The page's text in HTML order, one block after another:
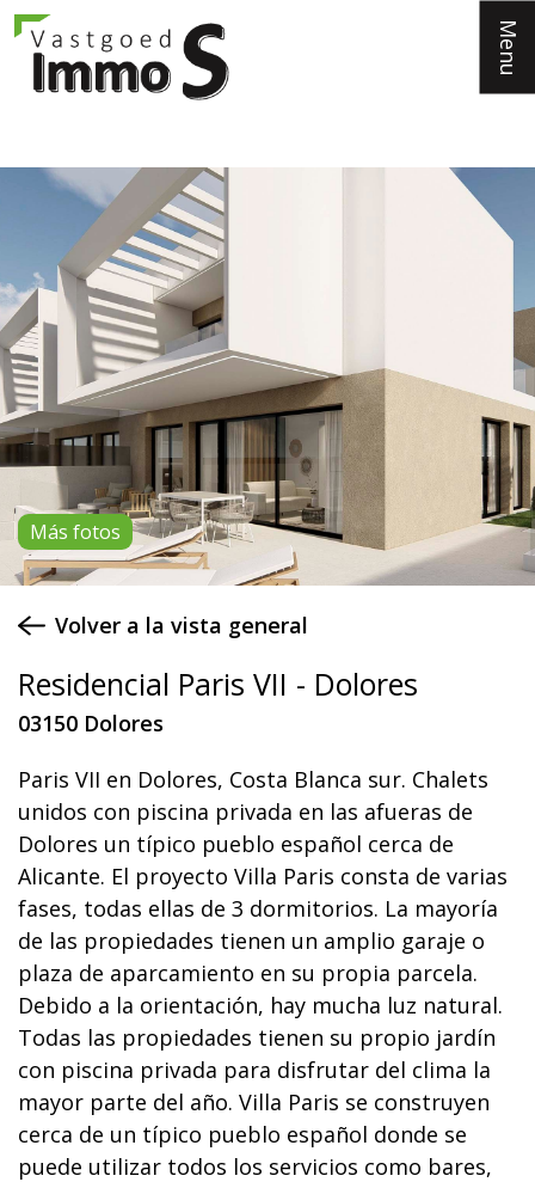
Menu
Más fotos
Volver a la vista general
Residencial Paris VII - Dolores
03150 Dolores
Paris VII en Dolores, Costa Blanca sur. Chalets
unidos con piscina privada en las afueras de
Dolores un típico pueblo español cerca de
Alicante. El proyecto Villa Paris consta de varias
fases, todas ellas de 3 dormitorios. La mayoría
de las propiedades tienen un amplio garaje o
plaza de aparcamiento en su propia parcela.
Debido a la orientación, hay mucha luz natural.
Todas las propiedades tienen su propio jardín
con piscina privada para disfrutar del clima la
mayor parte del año. Villa Paris se construyen
cerca de un típico pueblo español donde se
puede utilizar todos los servicios como bares,